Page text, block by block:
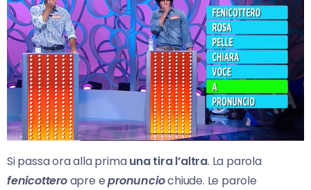
Si passa ora alla primauna tira l’altra. La parola
fenicotteroapre epronunciochiude. Le parole